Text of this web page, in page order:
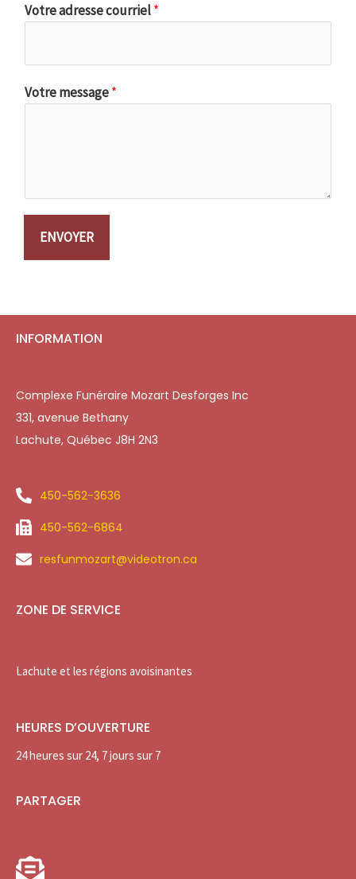
Votre adresse courriel*
Votre message*
ENVOYER
INFORMATION
Complexe Funéraire Mozart Desforges Inc
331, avenue Bethany
Lachute, Québec J8H 2N3
450-562-3636
450-562-6864
resfunmozart@videotron.ca
ZONE DE SERVICE
Lachute et les régions avoisinantes
HEURES D’OUVERTURE
24 heures sur 24, 7 jours sur 7
PARTAGER